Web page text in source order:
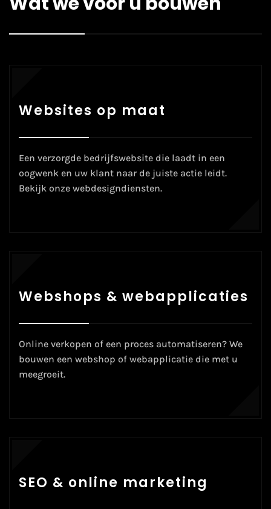
Websites op maat
Een verzorgde bedrijfswebsite die laadt in een
oogwenk en uw klant naar de juiste actie leidt.
Bekijk onze webdesigndiensten.
Webshops & webapplicaties
Online verkopen of een proces automatiseren? We
bouwen een webshop of webapplicatie die met u
meegroeit.
SEO & online marketing